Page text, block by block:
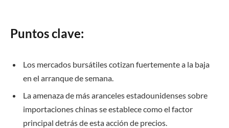
Puntos clave:
Los mercados bursátiles cotizan fuertemente a la baja
en el arranque de semana.
La amenaza de más aranceles estadounidenses sobre
importaciones chinas se establece como el factor
principal detrás de esta acción de precios.